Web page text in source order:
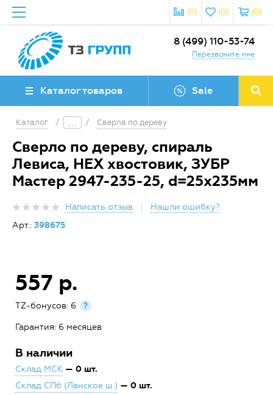
(0)
(0)
(0)
8 (499) 110-53-74
Перезвоните мне
Каталог товаров Sale
Каталог / / Сверла по дереву
Сверло по дереву, спираль
Левиса, HEX хвостовик, ЗУБР
Мастер 2947-235-25, d=25х235мм
Написать отзыв
Нашли ошибку?
Арт.: 398675
557 р.
TZ-бонусов: 6 ?
Гарантия: 6 месяцев
В наличии
Склад МСК — 0 шт.
Склад СПб (Ланское ш.) — 0 шт.